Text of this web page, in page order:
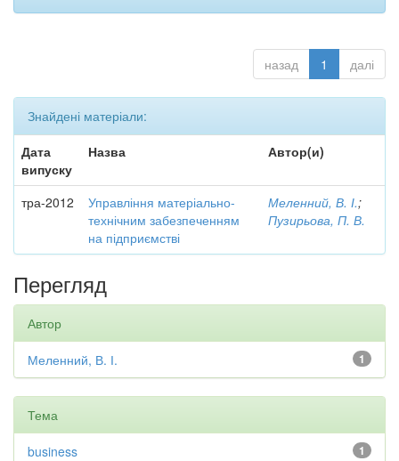
назад 1 далі
Знайдені матеріали:
Дата
випуску
Назва Автор(и)
тра-2012
Управління матеріально-
технічним забезпеченням
на підприємстві
Меленний, В. І.;
Пузирьова, П. В.
Перегляд
Автор
1
Меленний, В. І.
Тема
1
business